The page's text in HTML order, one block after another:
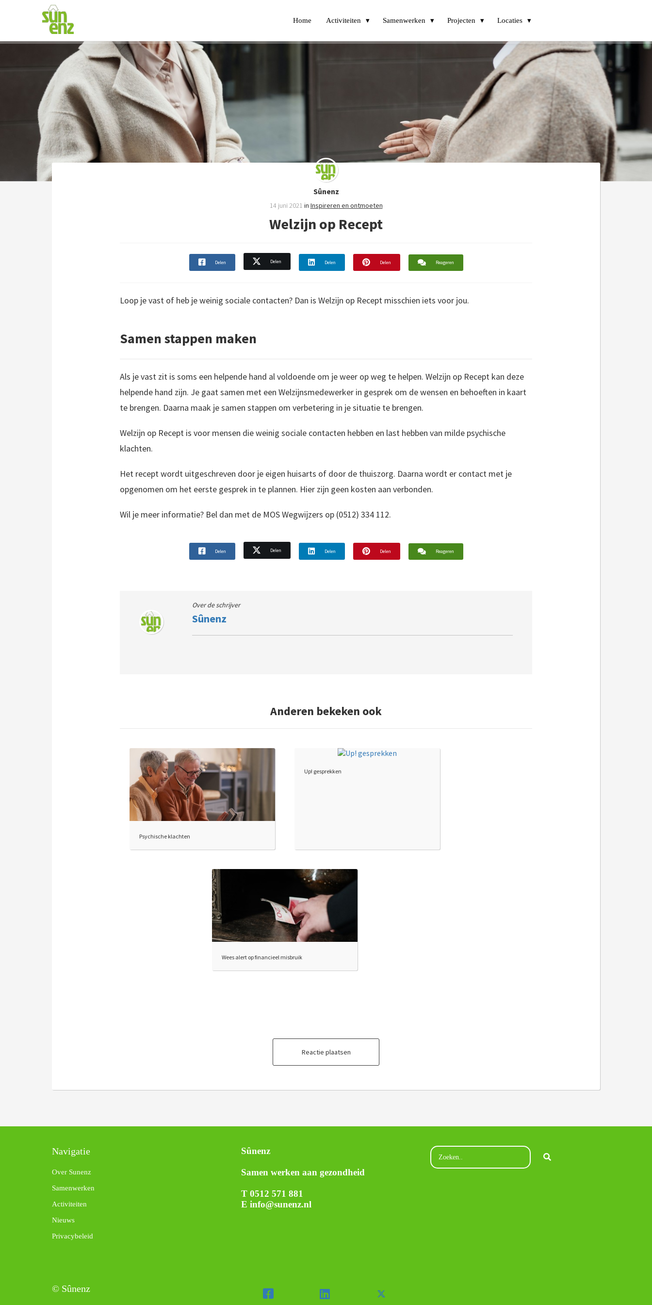
Home Activiteiten Samenwerken Projecten Locaties
Sûnenz
14 juni 2021 in Inspireren en ontmoeten
Welzijn op Recept
Delen Delen Delen Delen Reageren
Loop je vast of heb je weinig sociale contacten? Dan is Welzijn op Recept misschien iets voor jou.
Samen stappen maken
Als je vast zit is soms een helpende hand al voldoende om je weer op weg te helpen. Welzijn op Recept kan deze
helpende hand zijn. Je gaat samen met een Welzijnsmedewerker in gesprek om de wensen en behoeften in kaart
te brengen. Daarna maak je samen stappen om verbetering in je situatie te brengen.
Welzijn op Recept is voor mensen die weinig sociale contacten hebben en last hebben van milde psychische
klachten.
Het recept wordt uitgeschreven door je eigen huisarts of door de thuiszorg. Daarna wordt er contact met je
opgenomen om het eerste gesprek in te plannen. Hier zijn geen kosten aan verbonden.
Wil je meer informatie? Bel dan met de MOS Wegwijzers op (0512) 334 112.
Delen Delen Delen Delen Reageren
Over de schrijver
Sûnenz
Anderen bekeken ook
Psychische klachten
Up! gesprekken
Wees alert op financieel misbruik
Reactie plaatsen
Navigatie
Over Sunenz
Samenwerken
Activiteiten
Nieuws
Privacybeleid
Sûnenz
Samen werken aan gezondheid
T 0512 571 881
E info@sunenz.nl
© Sûnenz